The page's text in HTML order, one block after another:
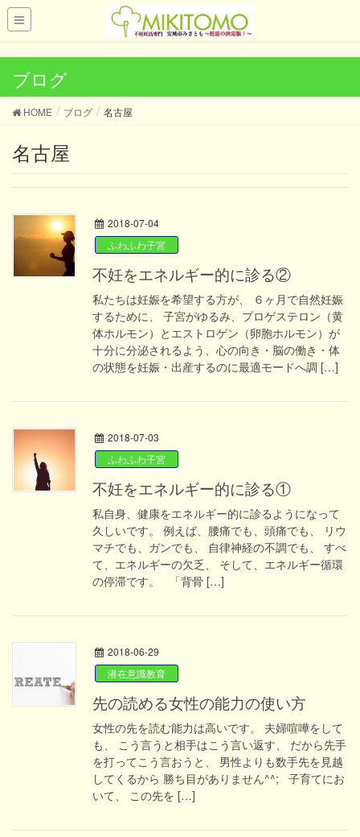
UA-121419028-1
ブログ
HOME ブログ 名古屋
名古屋
2018-07-04
ふわふわ子宮
不妊をエネルギー的に診る②
私たちは妊娠を希望する方が、 ６ヶ月で自然妊娠
するために、 子宮がゆるみ、プロゲステロン（黄
体ホルモン）とエストロゲン（卵胞ホルモン）が
十分に分泌されるよう、心の向き・脳の働き・体
の状態を妊娠・出産するのに最適モードへ調 […]
2018-07-03
ふわふわ子宮
不妊をエネルギー的に診る①
私自身、健康をエネルギー的に診るようになって
久しいです。 例えば、腰痛でも、頭痛でも、 リウ
マチでも、ガンでも、 自律神経の不調でも、 すべ
て、エネルギーの欠乏、 そして、エネルギー循環
の停滞です。 「背骨 […]
2018-06-29
潜在意識教育
先の読める女性の能力の使い方
女性の先を読む能力は高いです。 夫婦喧嘩をして
も、 こう言うと相手はこう言い返す、 だから先手
を打ってこう言おうと、 男性よりも数手先を見越
してくるから 勝ち目がありません^^; 子育てにお
いて、 この先を […]